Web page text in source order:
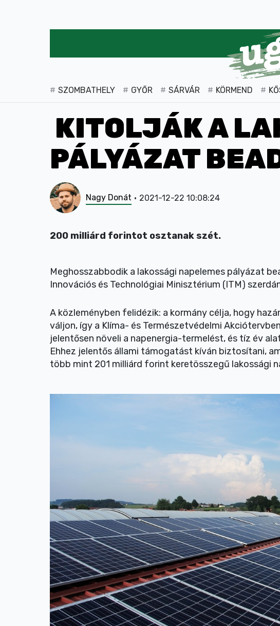
SZOMBATHELY GYŐR SÁRVÁR KÖRMEND
KITOLJÁK A
PÁLYÁZAT
Nagy Donát 2021-12-22 10:08:24
200 milliárd forintot osztanak szét.
Meghosszabbodik a lakossági napelemes pályázat
Innovációs és Technológiai Minisztérium (ITM)
A közleményben felidézik: a kormány célja, hogy
váljon, így a Klíma- és Természetvédelmi
jelentősen növeli a napenergia-termelést, és tíz év
Ehhez jelentős állami támogatást kíván biztosítani,
több mint 201 milliárd forint keretösszegű lakossági